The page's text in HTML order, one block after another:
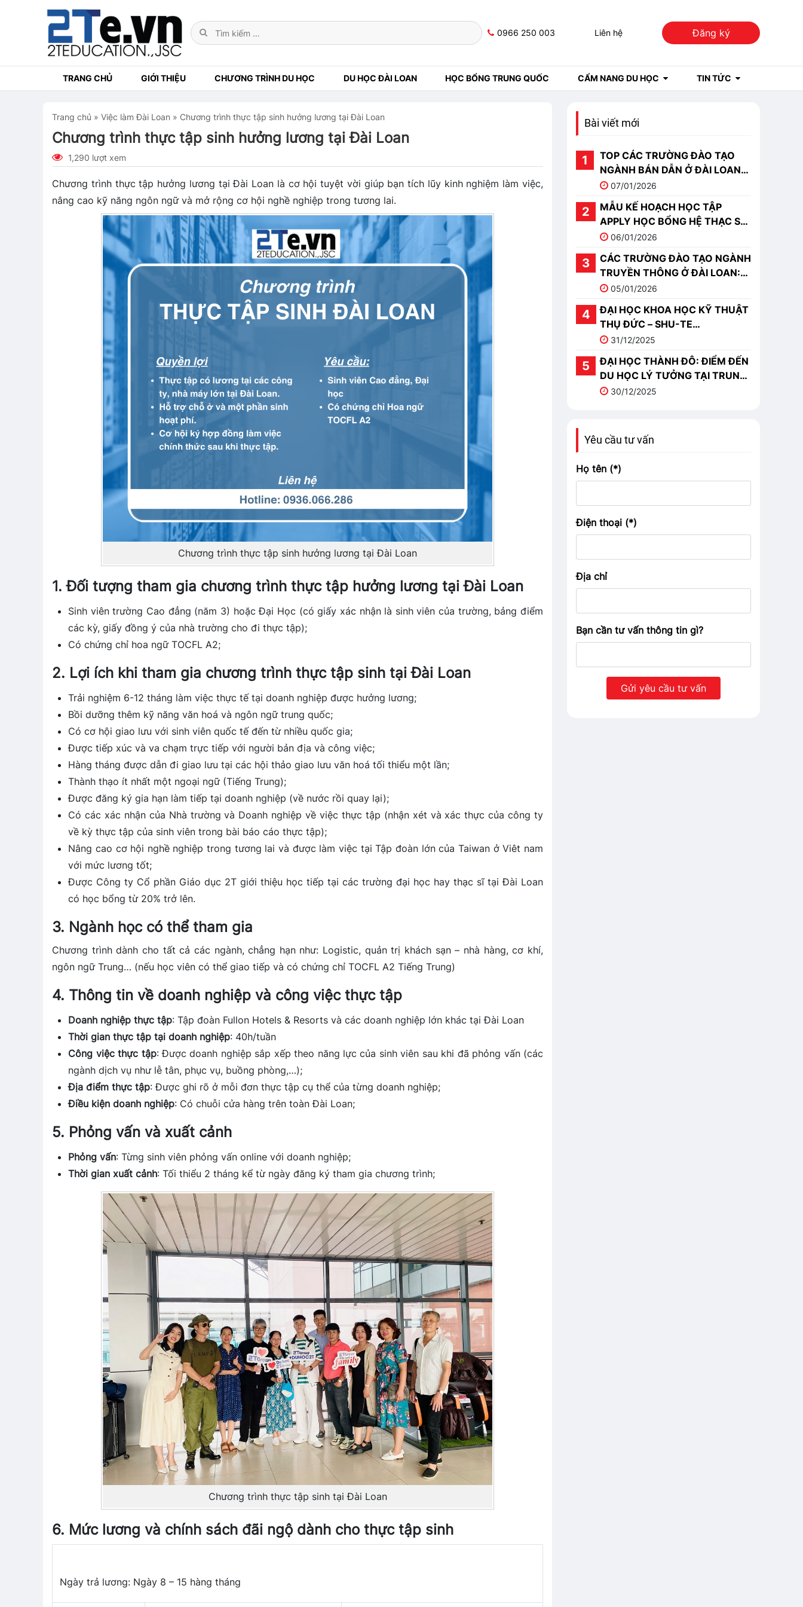
0966 250 003 Liên hệ Đăng ký
TRANG CHỦ GIỚI THIỆU CHƯƠNG TRÌNH DU HỌC DU HỌC ĐÀI LOAN HỌC BỔNG TRUNG QUỐC CẨM NANG DU HỌC TIN TỨC
Trang chủ » Việc làm Đài Loan » Chương trình thực tập sinh hưởng lương tại Đài Loan
Chương trình thực tập sinh hưởng lương tại Đài Loan
1,290 lượt xem
Chương trình thực tập hưởng lương tại Đài Loan là cơ hội tuyệt vời giúp bạn tích lũy kinh nghiệm làm việc,
nâng cao kỹ năng ngôn ngữ và mở rộng cơ hội nghề nghiệp trong tương lai.
Chương trình thực tập sinh hưởng lương tại Đài Loan
1. Đối tượng tham gia chương trình thực tập hưởng lương tại Đài Loan
Sinh viên trường Cao đẳng (năm 3) hoặc Đại Học (có giấy xác nhận là sinh viên của trường, bảng điểm
các kỳ, giấy đồng ý của nhà trường cho đi thực tập);
Có chứng chỉ hoa ngữ TOCFL A2;
2. Lợi ích khi tham gia chương trình thực tập sinh tại Đài Loan
Trải nghiệm 6-12 tháng làm việc thực tế tại doanh nghiệp được hưởng lương;
Bồi dưỡng thêm kỹ năng văn hoá và ngôn ngữ trung quốc;
Có cơ hội giao lưu với sinh viên quốc tế đến từ nhiều quốc gia;
Được tiếp xúc và va chạm trực tiếp với người bản địa và công việc;
Hàng tháng được dẫn đi giao lưu tại các hội thảo giao lưu văn hoá tối thiểu một lần;
Thành thạo ít nhất một ngoại ngữ (Tiếng Trung);
Được đăng ký gia hạn làm tiếp tại doanh nghiệp (về nước rồi quay lại);
Có các xác nhận của Nhà trường và Doanh nghiệp về việc thực tập (nhận xét và xác thực của công ty
về kỳ thực tập của sinh viên trong bài báo cáo thực tập);
Nâng cao cơ hội nghề nghiệp trong tương lai và được làm việc tại Tập đoàn lớn của Taiwan ở Viêt nam
với mức lương tốt;
Được Công ty Cổ phần Giáo dục 2T giới thiệu học tiếp tại các trường đại học hay thạc sĩ tại Đài Loan
có học bổng từ 20% trở lên.
3. Ngành học có thể tham gia
Chương trình dành cho tất cả các ngành, chẳng hạn như: Logistic, quản trị khách sạn – nhà hàng, cơ khí,
ngôn ngữ Trung… (nếu học viên có thể giao tiếp và có chứng chỉ TOCFL A2 Tiếng Trung)
4. Thông tin về doanh nghiệp và công việc thực tập
Doanh nghiệp thực tập: Tập đoàn Fullon Hotels & Resorts và các doanh nghiệp lớn khác tại Đài Loan
Thời gian thực tập tại doanh nghiệp: 40h/tuần
Công việc thực tập: Được doanh nghiệp sắp xếp theo năng lực của sinh viên sau khi đã phỏng vấn (các
ngành dịch vụ như lễ tân, phục vụ, buồng phòng,…);
Địa điểm thực tập: Được ghi rõ ở mỗi đơn thực tập cụ thể của từng doanh nghiệp;
Điều kiện doanh nghiệp: Có chuỗi cửa hàng trên toàn Đài Loan;
5. Phỏng vấn và xuất cảnh
Phỏng vấn: Từng sinh viên phỏng vấn online với doanh nghiệp;
Thời gian xuất cảnh: Tối thiểu 2 tháng kể từ ngày đăng ký tham gia chương trình;
Chương trình thực tập sinh tại Đài Loan
6. Mức lương và chính sách đãi ngộ dành cho thực tập sinh
Ngày trả lương: Ngày 8 – 15 hàng tháng
Bài viết mới
TOP CÁC TRƯỜNG ĐÀO TẠO
NGÀNH BÁN DẪN Ở ĐÀI LOAN
TỐT NHẤT 2026
07/01/2026
MẪU KẾ HOẠCH HỌC TẬP
APPLY HỌC BỔNG HỆ THẠC SĨ
DU HỌC TRUNG QUỐC
06/01/2026
CÁC TRƯỜNG ĐÀO TẠO NGÀNH
TRUYỀN THÔNG Ở ĐÀI LOAN:
TOP 10 TRƯỜNG NỔI BẬT
05/01/2026
ĐẠI HỌC KHOA HỌC KỸ THUẬT
THỤ ĐỨC – SHU-TE
UNIVERSITY (樹德科技大學)
31/12/2025
ĐẠI HỌC THÀNH ĐÔ: ĐIỂM ĐẾN
DU HỌC LÝ TƯỞNG TẠI TRUNG
QUỐC
30/12/2025
Yêu cầu tư vấn
Họ tên (*)
Điện thoại (*)
Địa chỉ
Bạn cần tư vấn thông tin gì?